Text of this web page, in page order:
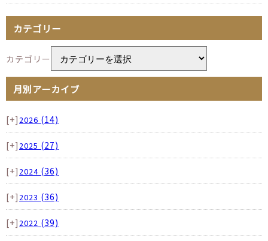
カテゴリー
カテゴリー
月別アーカイブ
[+] 2026 (14)
[+] 2025 (27)
[+] 2024 (36)
[+] 2023 (36)
[+] 2022 (39)